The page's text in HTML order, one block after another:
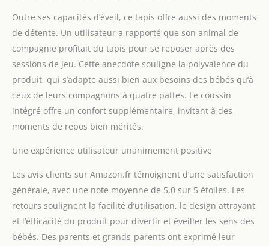
Outre ses capacités d’éveil, ce tapis offre aussi des moments
de détente. Un utilisateur a rapporté que son animal de
compagnie profitait du tapis pour se reposer après des
sessions de jeu. Cette anecdote souligne la polyvalence du
produit, qui s’adapte aussi bien aux besoins des bébés qu’à
ceux de leurs compagnons à quatre pattes. Le coussin
intégré offre un confort supplémentaire, invitant à des
moments de repos bien mérités.
Une expérience utilisateur unanimement positive
Les avis clients sur Amazon.fr témoignent d’une satisfaction
générale, avec une note moyenne de 5,0 sur 5 étoiles. Les
retours soulignent la facilité d’utilisation, le design attrayant
et l’efficacité du produit pour divertir et éveiller les sens des
bébés. Des parents et grands-parents ont exprimé leur